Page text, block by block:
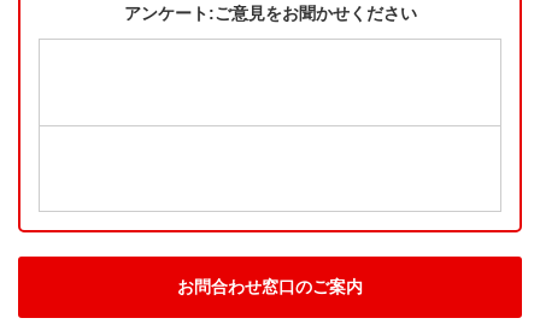
アンケート:ご意見をお聞かせください
お問合わせ窓口のご案内